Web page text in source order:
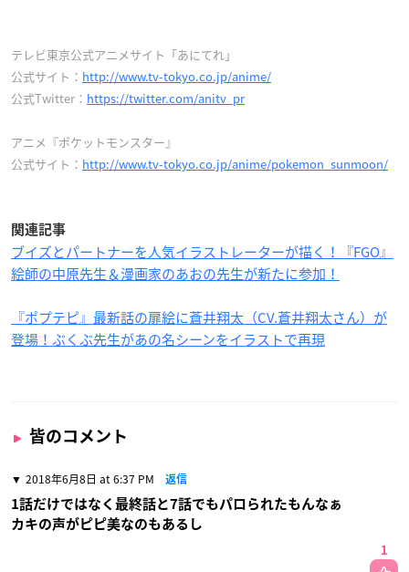
テレビ東京公式アニメサイト「あにてれ」
公式サイト： http://www.tv-tokyo.co.jp/anime/
公式Twitter： https://twitter.com/anitv_pr
アニメ『ポケットモンスター』
公式サイト： http://www.tv-tokyo.co.jp/anime/pokemon_sunmoon/
関連記事
ブイズとパートナーを人気イラストレーターが描く！『FGO』
絵師の中原先生＆漫画家のあおの先生が新たに参加！
『ポプテピ』最新話の扉絵に蒼井翔太（CV.蒼井翔太さん）が
登場！ぶくぶ先生があの名シーンをイラストで再現
皆のコメント
2018年6月8日 at 6:37 PM 返信
1話だけではなく最終話と7話でもパロられたもんなぁ
カキの声がピピ美なのもあるし
1